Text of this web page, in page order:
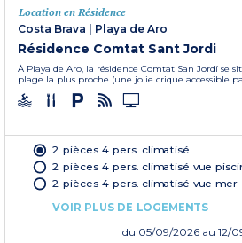
Location en Résidence
Costa Brava | Playa de Aro
Résidence Comtat Sant Jordi
À Playa de Aro, la résidence Comtat San Jordí se
plage la plus proche (une jolie crique accessible
2 pièces 4 pers. climatisé
2 pièces 4 pers. climatisé vue
2 pièces 4 pers. climatisé vue mer
VOIR PLUS DE LOGEMENTS
du 05/09/2026 au 12/